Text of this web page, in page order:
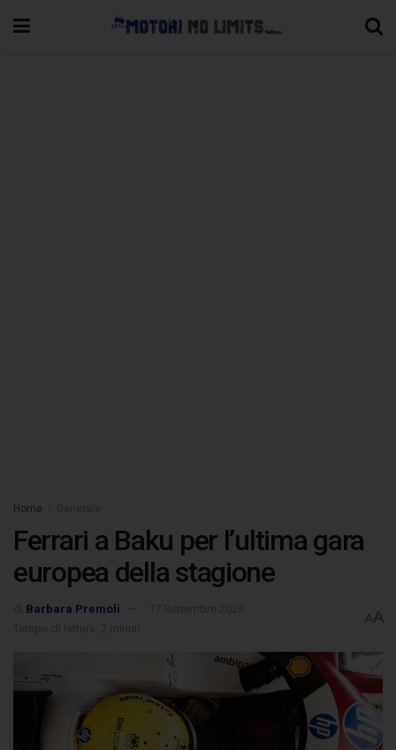
Home
Ferrari a Baku per l’ultima gara
europea della stagione
Barbara Premoli
AA